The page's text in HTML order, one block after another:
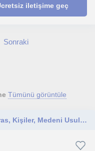
iletişime geç
Sonraki
Tümünü görüntüle
Hukuk öğrencilerine online Aile, Miras, Kişiler, Medeni Usul ve İcra-İflas Hukuku dersleri veriyorum.